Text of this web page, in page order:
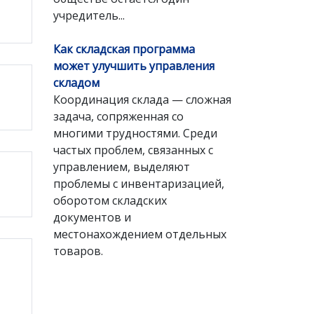
учредитель...
Как складская программа
может улучшить управления
складом
Координация склада — сложная
задача, сопряженная со
многими трудностями. Среди
частых проблем, связанных с
управлением, выделяют
проблемы с инвентаризацией,
оборотом складских
документов и
местонахождением отдельных
товаров.